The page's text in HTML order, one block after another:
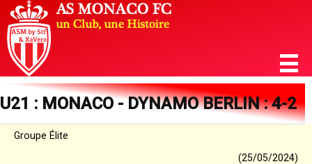
U21 : MONACO - DYNAMO BERLIN : 4-2
Groupe Élite
(25/05/2024)